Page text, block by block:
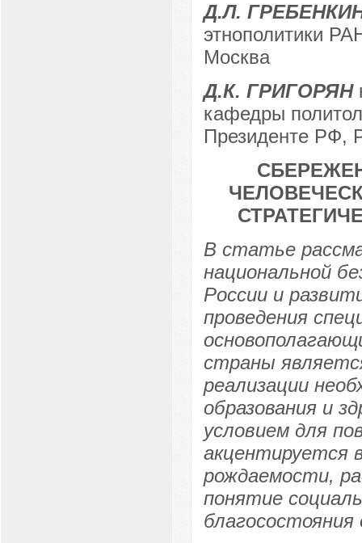
Д.Л.
этнополитики
Москва
Д.К. ГРИГОРЯН
кафедры
Президенте РФ,
В статье
национальной
России и
проведения
страны
реализации
образования и
условием для
акцентируется
рождаемости,
понятие